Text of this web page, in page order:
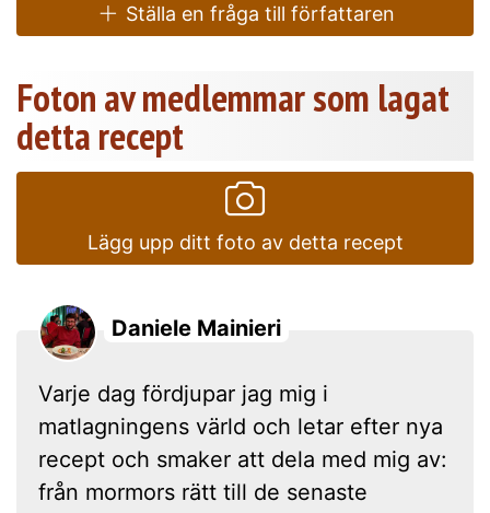
Ställa en fråga till författaren
Foton av medlemmar som lagat
detta recept
Lägg upp ditt foto av detta recept
Daniele Mainieri
Varje dag fördjupar jag mig i
matlagningens värld och letar efter nya
recept och smaker att dela med mig av:
från mormors rätt till de senaste